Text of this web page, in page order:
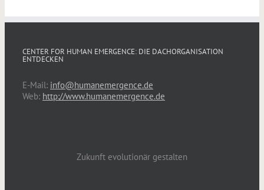
CENTER FOR HUMAN EMERGENCE: DIE DACHORGANISATION
ENTDECKEN
E-Mail: info@humanemergence.de
Web: http://www.humanemergence.de
Zukunft evolutionär gestalten